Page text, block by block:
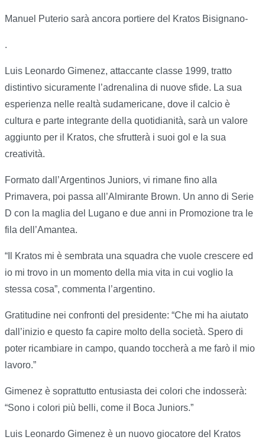
Manuel Puterio sarà ancora portiere del Kratos Bisignano-
.
Luis Leonardo Gimenez, attaccante classe 1999, tratto
distintivo sicuramente l’adrenalina di nuove sfide. La sua
esperienza nelle realtà sudamericane, dove il calcio è
cultura e parte integrante della quotidianità, sarà un valore
aggiunto per il Kratos, che sfrutterà i suoi gol e la sua
creatività.
Formato dall’Argentinos Juniors, vi rimane fino alla
Primavera, poi passa all’Almirante Brown. Un anno di Serie
D con la maglia del Lugano e due anni in Promozione tra le
fila dell’Amantea.
“Il Kratos mi è sembrata una squadra che vuole crescere ed
io mi trovo in un momento della mia vita in cui voglio la
stessa cosa”, commenta l’argentino.
Gratitudine nei confronti del presidente: “Che mi ha aiutato
dall’inizio e questo fa capire molto della società. Spero di
poter ricambiare in campo, quando toccherà a me farò il mio
lavoro.”
Gimenez è soprattutto entusiasta dei colori che indosserà:
“Sono i colori più belli, come il Boca Juniors.”
Luis Leonardo Gimenez è un nuovo giocatore del Kratos